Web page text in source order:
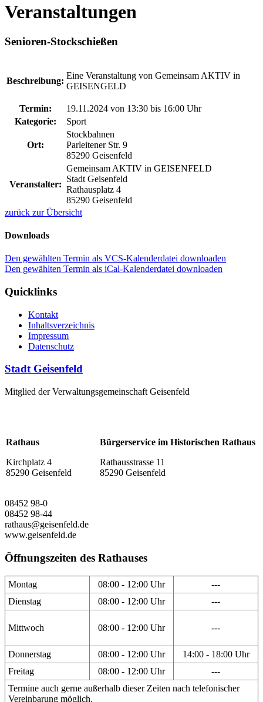
Veranstaltungen
Senioren-Stockschießen
Beschreibung:
Eine Veranstaltung von Gemeinsam AKTIV in
GEISENGELD
Termin: 19.11.2024 von 13:30 bis 16:00 Uhr
Kategorie:
Sport
Ort:
Stockbahnen
Parleitener Str. 9
85290 Geisenfeld
Veranstalter:
Gemeinsam AKTIV in GEISENFELD
Stadt Geisenfeld
Rathausplatz 4
85290 Geisenfeld
zurück zur Übersicht
Downloads
Den gewählten Termin als VCS-Kalenderdatei downloaden
Den gewählten Termin als iCal-Kalenderdatei downloaden
Quicklinks
Kontakt
Inhaltsverzeichnis
Impressum
Datenschutz
Stadt Geisenfeld
Mitglied der Verwaltungsgemeinschaft Geisenfeld
Rathaus
Kirchplatz 4
85290 Geisenfeld
Bürgerservice im Historischen Rathaus
Rathausstrasse 11
85290 Geisenfeld
08452 98-0
08452 98-44
rathaus@geisenfeld.de
www.geisenfeld.de
Öffnungszeiten des Rathauses
Montag 08:00 - 12:00 Uhr
---
Dienstag
08:00 - 12:00 Uhr ---
Mittwoch 08:00 - 12:00 Uhr ---
Donnerstag 08:00 - 12:00 Uhr
14:00 - 18:00 Uhr
Freitag
08:00 - 12:00 Uhr
---
Termine auch gerne außerhalb dieser Zeiten nach telefonischer
Vereinbarung möglich.